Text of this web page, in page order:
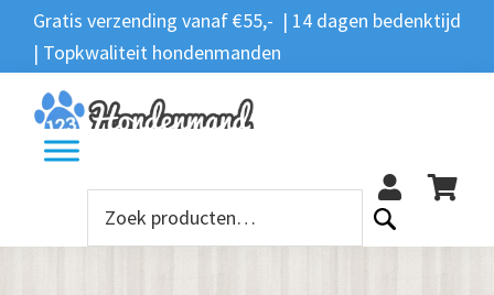
Spring
naar
de
hoofdnavigatie
Door
naar
de
hoofd
inhoud
Spring
naar
de
voettekst
Gratis verzending vanaf €55,- | 14 dagen bedenktijd
| Topkwaliteit hondenmanden
Zoeken
Zoeken
naar: